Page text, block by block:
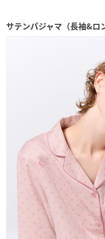
サテンパジャマ（長袖&